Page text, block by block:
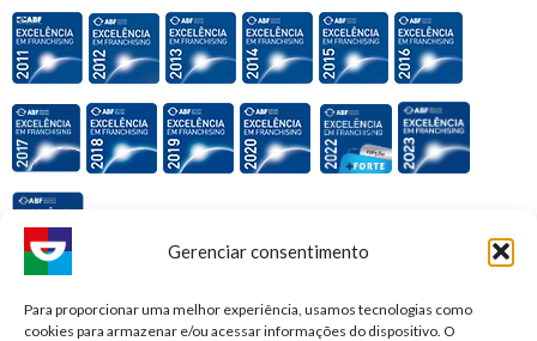
Gerenciar consentimento
Para proporcionar uma melhor experiência, usamos tecnologias como
cookies para armazenar e/ou acessar informações do dispositivo. O
Premiações e honrarias: